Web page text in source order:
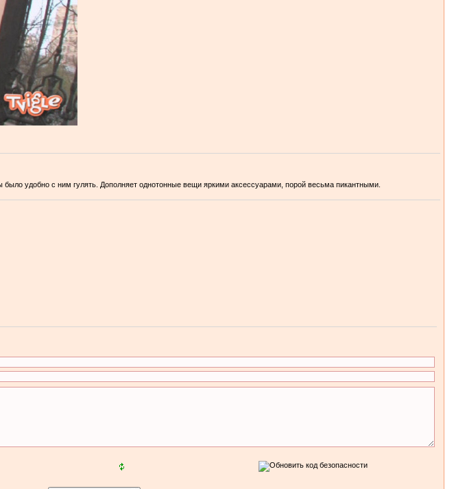
удобно с ним гулять. Дополняет однотонные вещи яркими аксессуарами, порой весьма пикантными.